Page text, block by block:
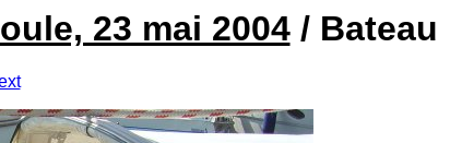
23 mai 2004/ Bateau